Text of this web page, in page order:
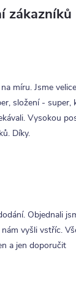
zákazníků
míru. Jsme
složení - super,
Vysokou
Díky.
Objednali
vyšli vstříc.
a jen doporučit